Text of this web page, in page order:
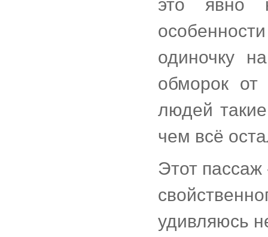
это явно
одиночку
обморок
людей
чем всё
Этот
удивляюсь